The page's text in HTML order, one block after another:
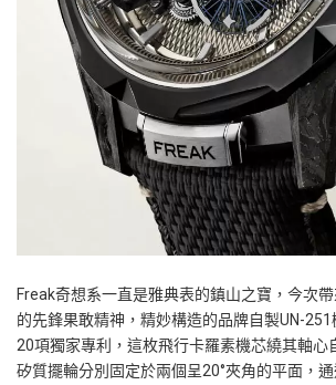
Freak奇想系一直是雅典表的鎮山之寶，今次
的先鋒果敢精神，精妙構造的品牌自製UN-251
20項獨家專利，這枚飛行卡羅素機芯繞其軸心
矽質擺輪分別固定於兩個呈20°夾角的平面，